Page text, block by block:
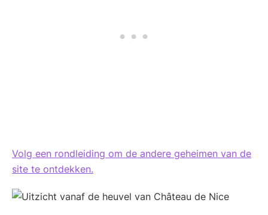
Volg een rondleiding om de andere geheimen van de
site te ontdekken.